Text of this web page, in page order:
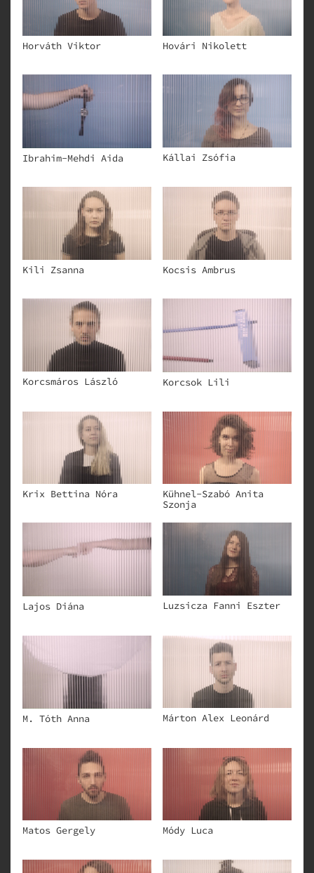
Horváth Viktor Hovári Nikolett
Ibrahim-Mehdi Aida Kállai Zsófia
Kili Zsanna Kocsis Ambrus
Korcsmáros László Korcsok Lili
Krix Bettina Nóra
Kühnel-Szabó Anita
Szonja
Lajos Diána Luzsicza Fanni Eszter
M. Tóth Anna Márton Alex Leonárd
Matos Gergely Módy Luca